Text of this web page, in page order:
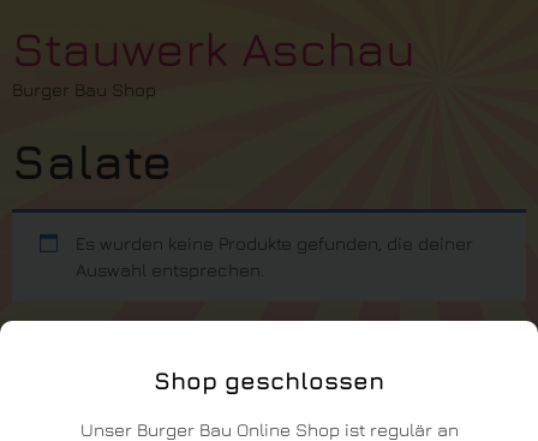
Stauwerk Aschau
Burger Bau Shop
Salate
Es wurden keine Produkte gefunden, die deiner
Auswahl entsprechen.
Shop geschlossen
Unser Burger Bau Online Shop ist regulär an